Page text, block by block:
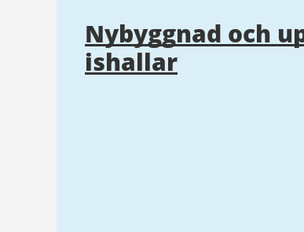
Nybyggnad och
ishallar